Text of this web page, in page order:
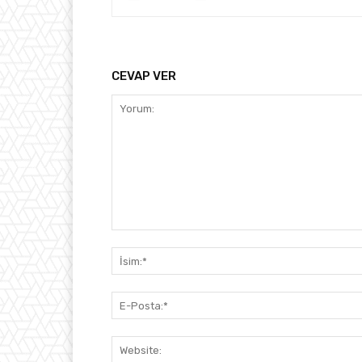
CEVAP VER